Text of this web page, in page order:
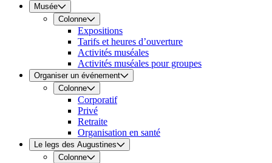
Musée
Colonne
Expositions
Tarifs et heures d’ouverture
Activités muséales
Activités muséales pour groupes
Organiser un événement
Colonne
Corporatif
Privé
Retraite
Organisation en santé
Le legs des Augustines
Colonne